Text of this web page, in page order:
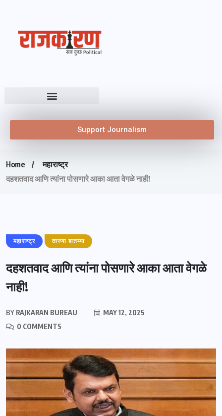
Support Journalism
Home
महाराष्ट्र
दहशतवाद आणि त्यांना पोसणारे आका आता वेगळे नाही!
महाराष्ट्र ताज्या बातम्या
दहशतवाद आणि त्यांना पोसणारे आका आता वेगळे
नाही!
BY RAJKARAN BUREAU
MAY 12, 2025
0 COMMENTS